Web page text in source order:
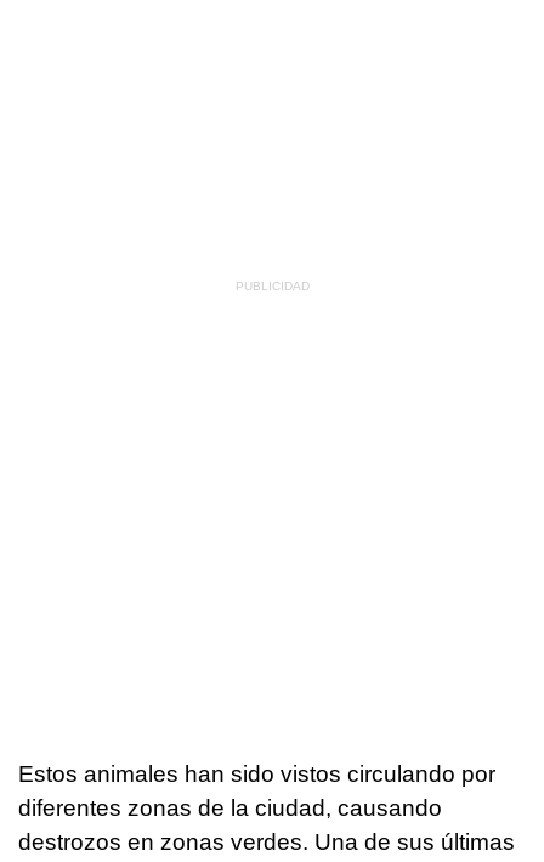
Estos animales han sido vistos circulando por
diferentes zonas de la ciudad, causando
destrozos en zonas verdes. Una de sus últimas